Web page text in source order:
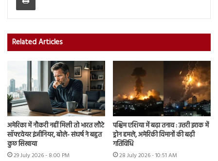
Related Articles
अमेरिका में नौकरी नहीं मिली तो भारत लौटे
सॉफ्टवेयर इंजीनियर, बोले- संघर्ष ने बहुत
कुछ सिखाया
29 July 2026 - 8:00 PM
पश्चिम एशिया में बढ़ा तनाव : उत्तरी इराक में
ड्रोन हमले, अमेरिकी विमानों की बढ़ी
गतिविधि
28 July 2026 - 10:51 AM